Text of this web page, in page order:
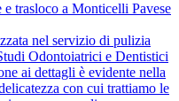
trasloco a Monticelli Pavese
nel servizio di pulizia
Odontoiatrici e Dentistici
ai dettagli è evidente nella
con cui trattiamo le